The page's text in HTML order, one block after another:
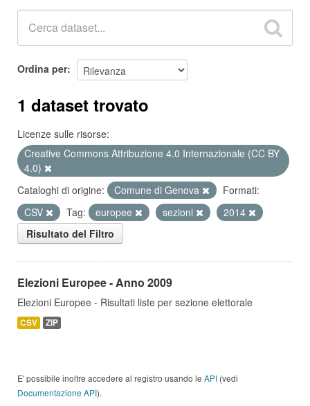
Ordina per
1 dataset trovato
Licenze sulle risorse:
Creative Commons Attribuzione 4.0 Internazionale (CC BY
4.0)
Cataloghi di origine:
Comune di Genova
Formati:
CSV
Tag: europee sezioni
2014
Risultato del Filtro
Elezioni Europee - Anno 2009
Elezioni Europee - Risultati liste per sezione elettorale
CSV ZIP
E' possibile inoltre accedere al registro usando le API (vedi
Documentazione API).